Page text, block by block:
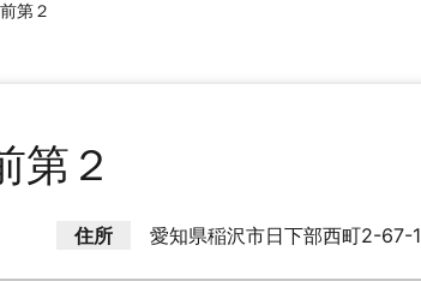
第２
第２
住所 愛知県稲沢市日下部西町2-67-1